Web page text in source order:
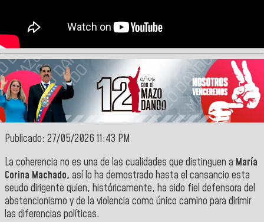
Publicado: 27/05/2026 11:43 PM
La coherencia no es una de las cualidades que distinguen a María
Corina Machado, así lo ha demostrado hasta el cansancio esta
seudo dirigente quien, históricamente, ha sido fiel defensora del
abstencionismo y de la violencia como único camino para dirimir
las diferencias políticas.